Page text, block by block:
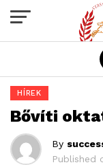
HÍREK
Bővíti
By
Published